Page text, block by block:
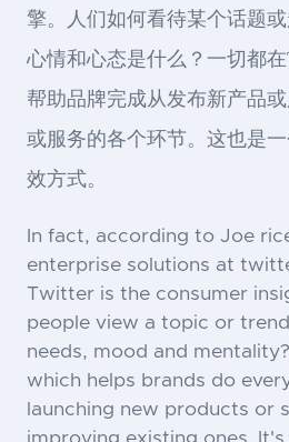
擎。人们如何看待某个话题
心情和心态是什么？一切都
帮助品牌完成从发布新产品
或服务的各个环节。这也是
效方式。
In fact, according to Joe
enterprise solutions at
Twitter is the consumer
people view a topic or
needs, mood and
which helps brands do
launching new products or